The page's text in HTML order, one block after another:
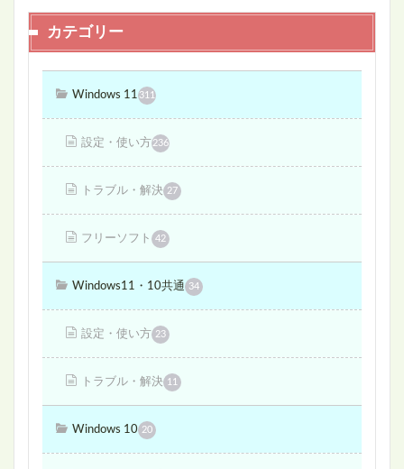
カテゴリー
Windows 11 311
設定・使い方236
トラブル・解決 27
フリーソフト 42
Windows11・10共通 34
設定・使い方 23
トラブル・解決 11
Windows 10 20